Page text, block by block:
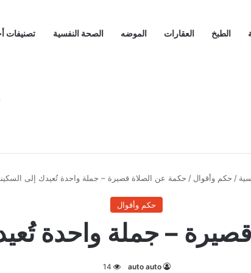
الطبخ العقارات الموضه الصحة النفسية تصنيفات
/ حكم وأقوال / حكمة عن الصلاة قصيرة – جملة واحدة تُعيدك إلى
حكم وأقوال
– جملة واحدة
auto auto
14